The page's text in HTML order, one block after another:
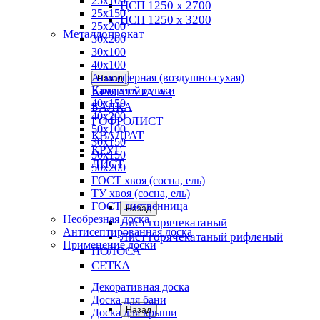
ЦСП 1250 х 2700
ЦСП 1250 х 3200
Металлопрокат
Назад
АРМАТУРА А3
БАЛКА
ГОФРОЛИСТ
КВАДРАТ
КРУГ
ЛИСТ
Назад
Лист горячекатаный
Лист горячекатаный рифленый
ПОЛОСА
СЕТКА
Назад
25х150
25х200
30х200
30х100
40х100
Атмосферная (воздушно-сухая)
Камерной сушки
40х150
40х200
50х100
30х150
50х150
50х200
ГОСТ хвоя (сосна, ель)
ТУ хвоя (сосна, ель)
ГОСТ лиственница
Необрезная доска
Антисептированная доска
Применение доски
Декоративная доска
Доска для бани
Доска для крыши